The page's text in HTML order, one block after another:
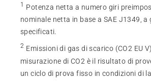
1 Potenza netta a numero giri
nominale netta in base a SAE J1349, a
specificati.
2 Emissioni di gas di scarico (CO2 EU V)
misurazione di CO2 è il risultato di
un ciclo di prova fisso in condizioni di